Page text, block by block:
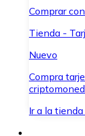
Comprar
Tienda -
Nuevo
Compra
Ir a la